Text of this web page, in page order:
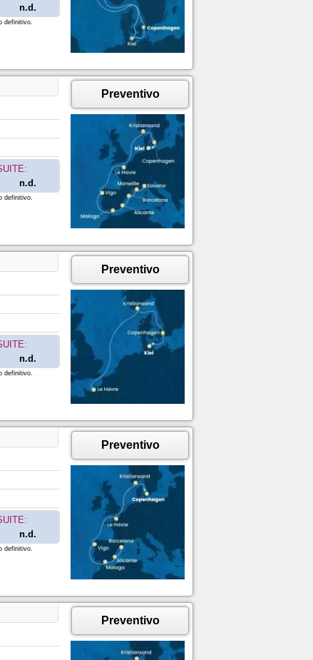
n.d.
definitivo.
n.d.
Preventivo
definitivo.
n.d.
Preventivo
definitivo.
n.d.
Preventivo
definitivo.
Preventivo